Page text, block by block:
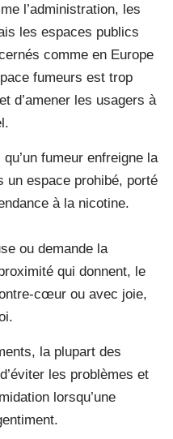
l’administration, les
les espaces publics
comme en Europe
fumeurs est trop
d’amener les usagers à
fumeur enfreigne la
un espace prohibé, porté
à la nicotine.
ou demande la
qui donnent, le
cœur ou avec joie,
la plupart des
les problèmes et
lorsqu’une